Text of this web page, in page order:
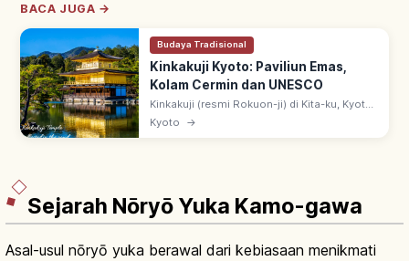
BACA JUGA →
Budaya Tradisional
Kinkakuji Kyoto: Paviliun Emas,
Kolam Cermin dan UNESCO
Kinkakuji (resmi Rokuon-ji) di Kita-ku, Kyoto:
paviliun 3 lantai berlapis daun emas
(Shariden), didirikan Ashikaga Yoshimitsu.
Kyoto →
Sejarah Nōryō Yuka Kamo-gawa
Asal-usul nōryō yuka berawal dari kebiasaan menikmati